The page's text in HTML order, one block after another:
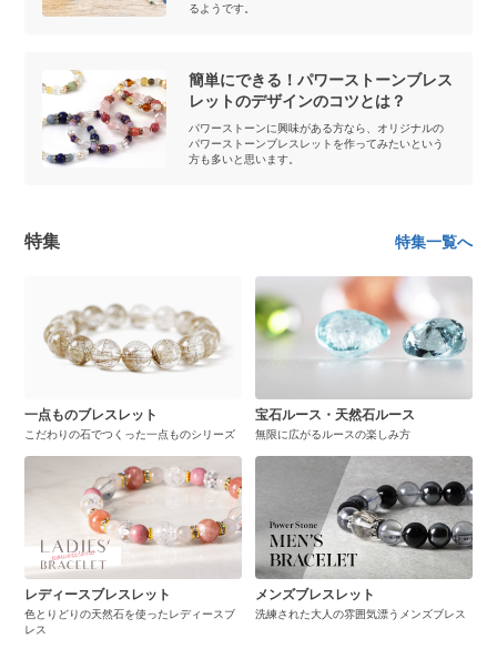
るようです。
簡単にできる！パワーストーンブレス
レットのデザインのコツとは？
パワーストーンに興味がある方なら、オリジナルの
パワーストーンブレスレットを作ってみたいという
方も多いと思います。
特集 特集一覧へ
一点ものブレスレット
こだわりの石でつくった一点ものシリーズ
宝石ルース・天然石ルース
無限に広がるルースの楽しみ方
レディースブレスレット
色とりどりの天然石を使ったレディースブ
レス
メンズブレスレット
洗練された大人の雰囲気漂うメンズブレス